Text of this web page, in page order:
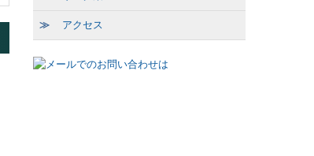
≫ アクセス